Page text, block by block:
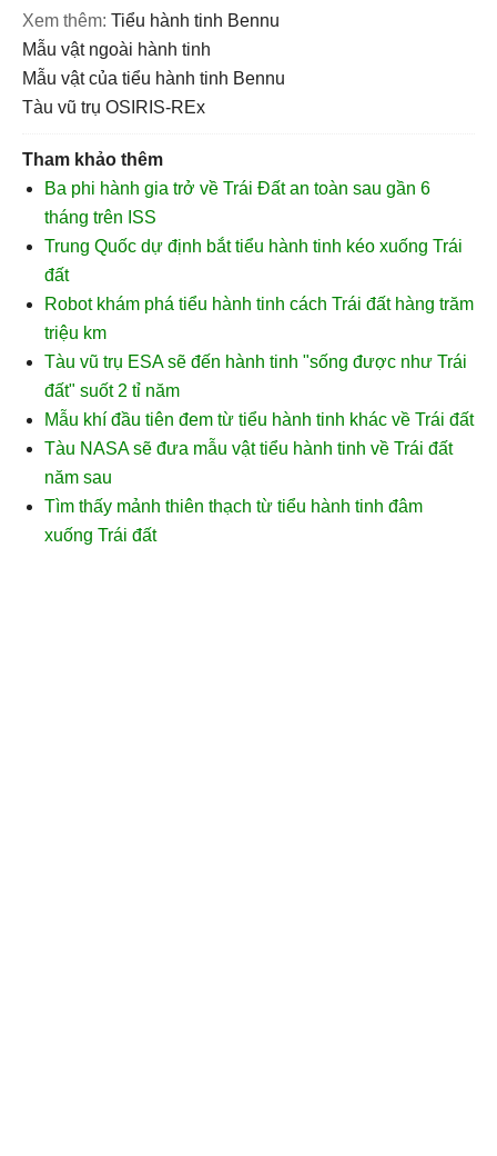
Xem thêm:
tiểu hành tinh Bennu
mẫu vật ngoài hành tinh
mẫu vật của tiểu hành tinh Bennu
tàu vũ trụ OSIRIS-REx
Tham khảo thêm
Ba phi hành gia trở về Trái Đất an toàn sau gần 6
tháng trên ISS
Trung Quốc dự định bắt tiểu hành tinh kéo xuống Trái
đất
Robot khám phá tiểu hành tinh cách Trái đất hàng trăm
triệu km
Tàu vũ trụ ESA sẽ đến hành tinh "sống được như Trái
đất" suốt 2 tỉ năm
Mẫu khí đầu tiên đem từ tiểu hành tinh khác về Trái đất
Tàu NASA sẽ đưa mẫu vật tiểu hành tinh về Trái đất
năm sau
Tìm thấy mảnh thiên thạch từ tiểu hành tinh đâm
xuống Trái đất